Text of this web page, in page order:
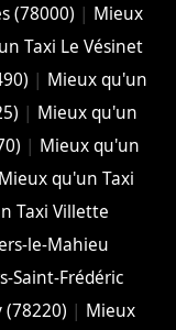
(78000) | Mieux
Taxi Le Vésinet
| Mieux qu'un
| Mieux qu'un
| Mieux qu'un
Mieux qu'un Taxi
Taxi Villette
le-Mahieu
Saint-Frédéric
(78220) | Mieux